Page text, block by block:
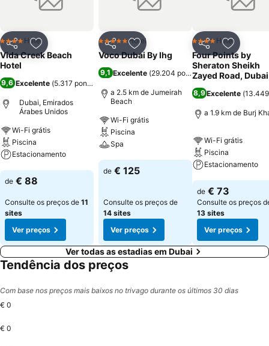
PartilharAdicionar aos favoritos
4 EstrelasHotel
Vida Creek Beach
Hotel
9,6 Excelente (5.317 pontuações
Dubai, Emirados
Árabes Unidos
Wi-Fi grátis
Piscina
Estacionamento
Ver preços
de € 88
Consulte os preços de 11
sites
Ver preços
PartilharAdicionar aos favoritos
5 EstrelasHotel
Voco Dubai By Ihg
9,1 Excelente (29.204 pontuações )
a 2.5 km de Jumeirah
Beach
Wi-Fi grátis
Piscina
Spa
Ver preços
de € 125
Consulte os preços de
14 sites
Ver preços
Partilhar
4 EstrelasHotel
Four Points by
Sheraton Sheikh
Zayed Road, Dubai
8,9Excelente (
a 1.9 km de Burj
Wi-Fi grátis
Piscina
Estacionamento
Ver preços
de € 73
Consulte os preços
13 sites
Ver preços
Ver todas as estadias em Dubai
Tendência dos preços
Com base nos preços mais baixos no trivago durante os últimos 30 dias
€ 0
€ 0